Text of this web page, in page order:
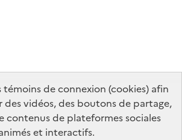
témoins de connexion (cookies) afin
des vidéos, des boutons de partage,
contenus de plateformes sociales
et interactifs.
info.gouv.fr